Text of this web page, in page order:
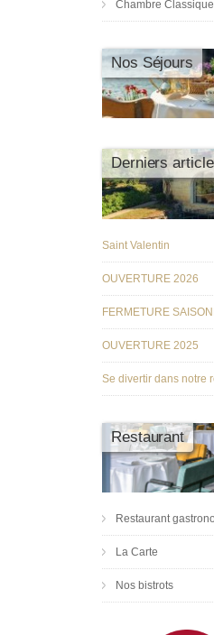
Chambre Classique
Nos Séjours
Derniers
Saint Valentin
OUVERTURE 2026
FERMETURE
OUVERTURE 2025
Se divertir dans notre
Restaurant
Restaurant
La Carte
Nos bistrots